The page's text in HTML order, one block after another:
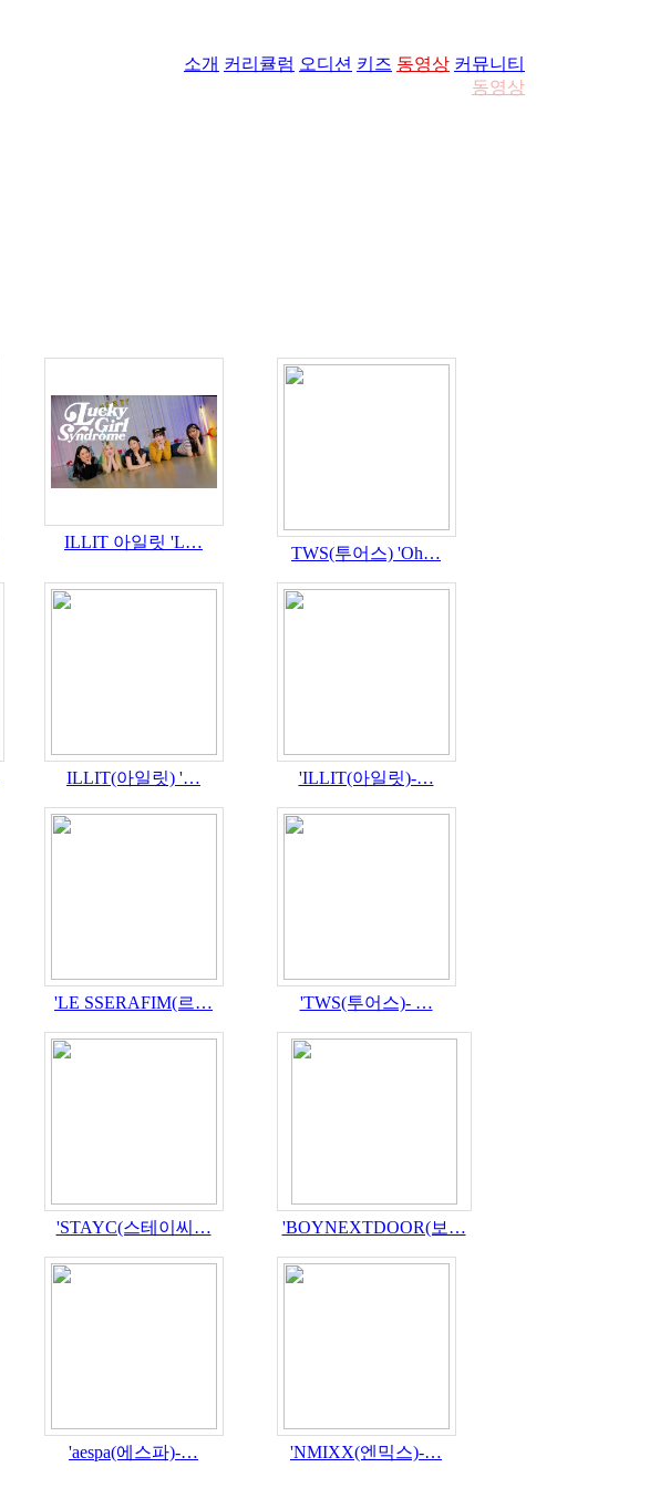
소개 커리큘럼 오디션 키즈 동영상 커뮤니티
동영상
ILLIT 아일릿 'L…
TWS(투어스) 'Oh…
ILLIT(아일릿) '… 'ILLIT(아일릿)-…
'LE SSERAFIM(르… 'TWS(투어스)- …
'STAYC(스테이씨… 'BOYNEXTDOOR(보…
'aespa(에스파)-… 'NMIXX(엔믹스)-…